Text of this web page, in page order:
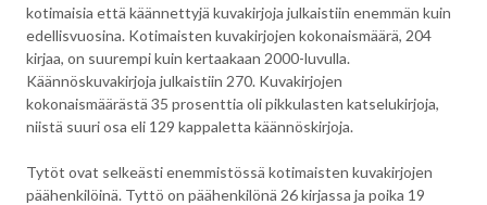
kotimaisia että käännettyjä kuvakirjoja julkaistiin enemmän kuin
edellisvuosina. Kotimaisten kuvakirjojen kokonaismäärä, 204
kirjaa, on suurempi kuin kertaakaan 2000-luvulla.
Käännöskuvakirjoja julkaistiin 270. Kuvakirjojen
kokonaismäärästä 35 prosenttia oli pikkulasten katselukirjoja,
niistä suuri osa eli 129 kappaletta käännöskirjoja.
Tytöt ovat selkeästi enemmistössä kotimaisten kuvakirjojen
päähenkilöinä. Tyttö on päähenkilönä 26 kirjassa ja poika 19